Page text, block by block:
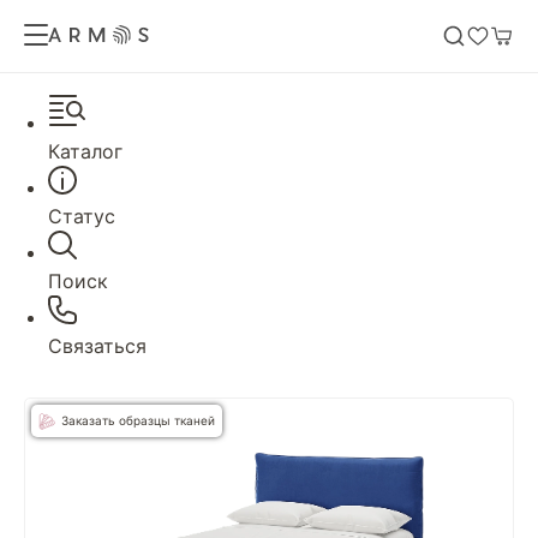
Каталог
Статус
Поиск
Связаться
Заказать образцы тканей